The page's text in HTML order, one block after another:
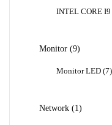
INTEL CORE I9
Monitor 99
Monitor LED 77
Network 11